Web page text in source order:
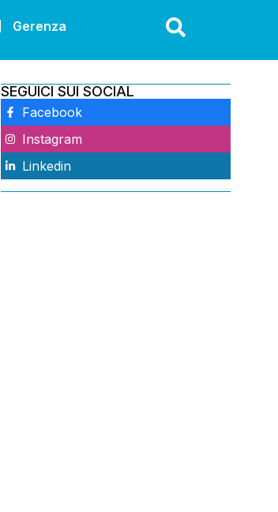
Gerenza
SEGUICI SUI SOCIAL
Facebook
Instagram
Linkedin